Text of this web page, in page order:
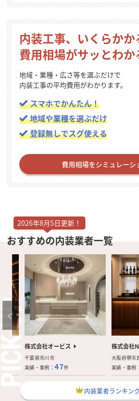
内装工事、いくらかか
費用相場がサッとわか
地域・業種・広さ等を選ぶだけで
内装工事の平均費用がわかります。
スマホでかんたん！
地域や業種を選ぶだけ
登録無しでスグ使える
費用相場をシミュレーシ
おすすめの内装業者一覧
2026年8月5日更新！
株式会社オービス
千葉県市川市
実績・事例：47件
株式会社
大阪府堺市
実績・事例
内装業者ランキン